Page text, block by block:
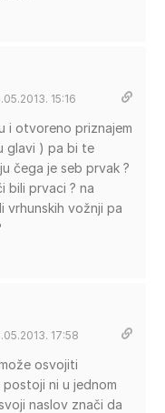
15:16
i otvoreno priznajem
glavi ) pa bi te
čega je seb prvak ?
bili prvaci ? na
vrhunskih vožnji pa
17:58
osvojiti
ni u jednom
naslov znači da